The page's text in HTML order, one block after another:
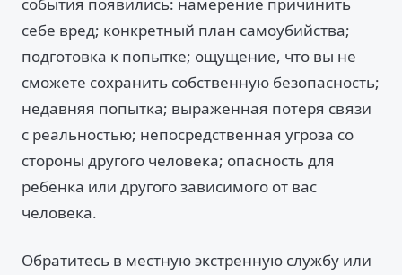
себе вред; конкретный план самоубийства;
подготовка к попытке; ощущение, что вы не
сможете сохранить собственную безопасность;
недавняя попытка; выраженная потеря связи
с реальностью; непосредственная угроза со
стороны другого человека; опасность для
ребёнка или другого зависимого от вас
человека.
Обратитесь в местную экстренную службу или